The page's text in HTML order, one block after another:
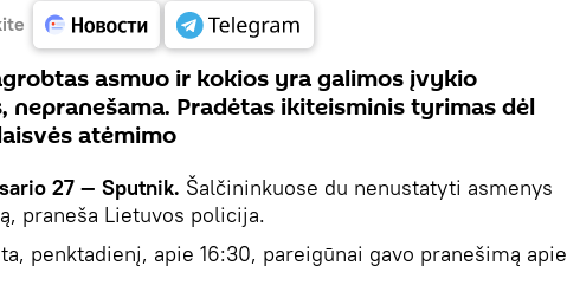
asmuo ir kokios yra galimos įvykio
nepranešama. Pradėtas ikiteisminis tyrimas dėl
atėmimo
27 — Sputnik. Šalčininkuose du nenustatyti asmenys
praneša Lietuvos policija.
penktadienį, apie 16:30, pareigūnai gavo pranešimą apie